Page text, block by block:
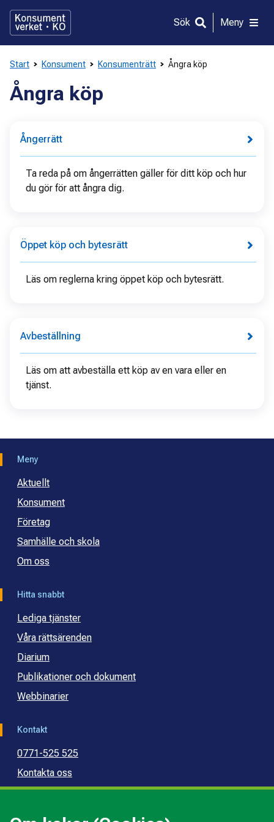
direkt
innehållet
Sök Meny
Start Konsument Konsumenträtt Ångra köp
Ångra köp
Ångerrätt
Ta reda på om ångerrätten gäller för ditt köp och hur
du gör för att ångra dig.
Öppet köp och bytesrätt
Läs om reglerna kring öppet köp och bytesrätt.
Avbeställning
Läs om att avbeställa ett köp av en vara eller en
tjänst.
Meny
Aktuellt
Konsument
Företag
Samhälle och skola
Om oss
Hitta snabbt
Lediga tjänster
Våra rättsärenden
Diarium
Publikationer och dokument
Webbinarier
Kontakt
0771-525 525
Kontakta oss
Press